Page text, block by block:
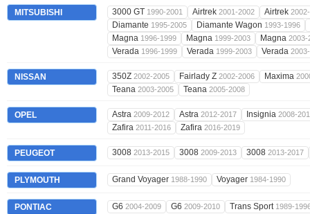
MITSUBISHI 3000 GT 1990-2001 Airtrek 2001-2002 Airtrek
Diamante 1995-2005 Diamante Wagon 1993-1996
Magna 1996-1999 Magna 1999-2003 Magna 2003-
Verada 1996-1999 Verada 1999-2003 Verada
NISSAN 350Z 2002-2005 Fairlady Z 2002-2006 Maxima
Teana 2003-2005 Teana 2005-2008
OPEL Astra 2009-2012 Astra 2012-2017 Insignia 2008-
Zafira 2011-2016 Zafira 2016-2019
PEUGEOT 3008 2013-2015 3008 2009-2013 3008 2013-2017
PLYMOUTH Grand Voyager 1988-1990 Voyager 1984-1990
PONTIAC G6 2004-2009 G6 2009-2010 Trans Sport 1989-